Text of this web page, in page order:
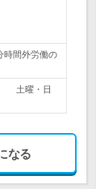
時間外労働の
土曜・日
なる